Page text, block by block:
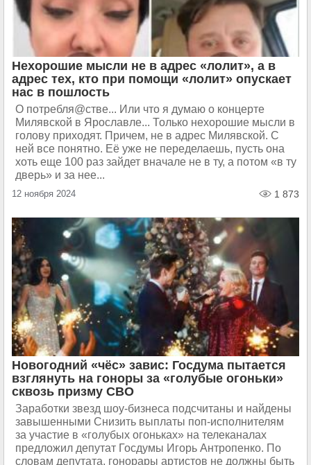
Нехорошие мысли не в адрес «лолит», а в
адрес тех, кто при помощи «лолит» опускает
нас в пошлость
О потребля@стве... Или что я думаю о концерте
Милявской в Ярославле... Только нехорошие мысли в
голову приходят. Причем, не в адрес Милявской. С
ней все понятно. Её уже не переделаешь, пусть она
хоть еще 100 раз зайдет вначале не в ту, а потом «в ту
дверь» и за нее...
12 ноября 2024 1 873
Новогодний «чёс» завис: Госдума пытается
взглянуть на гоноры за «голубые огоньки»
сквозь призму СВО
Заработки звезд шоу-бизнеса подсчитаны и найдены
завышенными Снизить выплаты поп-исполнителям
за участие в «голубых огоньках» на телеканалах
предложил депутат Госдумы Игорь Антропенко. По
словам депутата, гонорары артистов не должны быть